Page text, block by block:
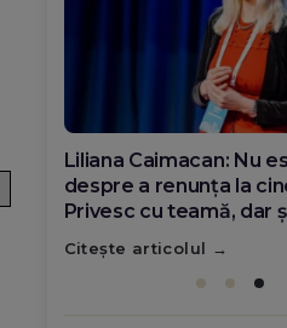
Diana Olar, românca
care demonstrează că
poate schimba
Citește articolul